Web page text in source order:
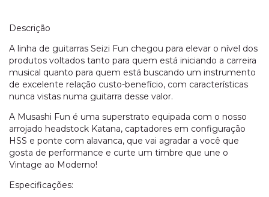
Descrição
A linha de guitarras Seizi Fun chegou para elevar o nível dos
produtos voltados tanto para quem está iniciando a carreira
musical quanto para quem está buscando um instrumento
de excelente relação custo-benefício, com características
nunca vistas numa guitarra desse valor.
A Musashi Fun é uma superstrato equipada com o nosso
arrojado headstock Katana, captadores em configuração
HSS e ponte com alavanca, que vai agradar a você que
gosta de performance e curte um timbre que une o
Vintage ao Moderno!
Especificações: